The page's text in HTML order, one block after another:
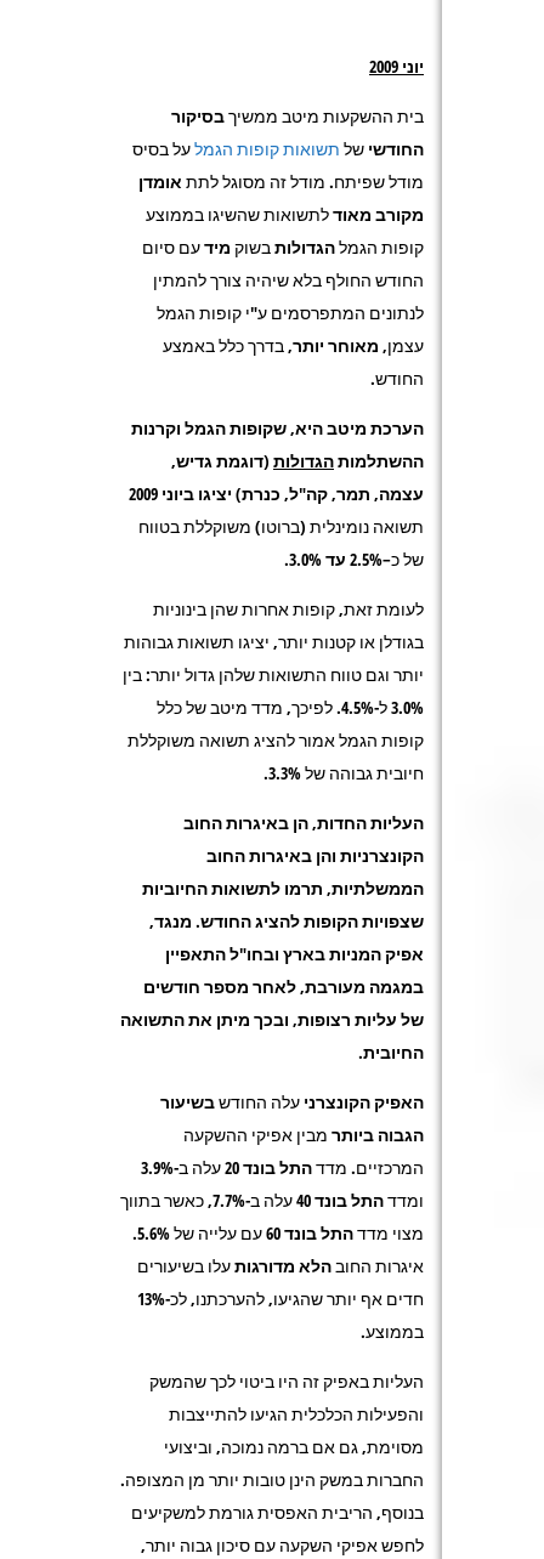
יוני 2009
בית ההשקעות מיטב ממשיךבסיקור
החודשי של תשואות קופות הגמלעל בסיס
מודל שפיתח. מודל זה מסוגל לתת אומדן
מקורב מאודלתשואות שהשיגו בממוצע
קופות הגמלהגדולותבשוק מידעם סיום
החודש החולף בלא שיהיה צורך להמתין
לנתונים המתפרסמים ע"י קופות הגמל
עצמן, מאוחר יותר, בדרך כלל באמצע
החודש.
הערכת מיטב היא, שקופות הגמל וקרנות
ההשתלמותהגדולות (דוגמת גדיש,
עצמה, תמר, קה"ל, כנרת) יציגו ביוני 2009
תשואה נומינלית (ברוטו) משוקללת בטווח
של כ–
2.5% עד 3.0%.
לעומת זאת, קופות אחרות שהן בינוניות
בגודלן או קטנות יותר, יציגו תשואות גבוהות
יותר וגם טווח התשואות שלהן גדול יותר: בין
3.0% ל-4.5%. לפיכך, מדד מיטב של כלל
קופות הגמל אמור להציג תשואה משוקללת
חיובית גבוהה של3.3%
.
העליות החדות, הן באיגרות החוב
הקונצרניות והן באיגרות החוב
הממשלתיות, תרמו לתשואות החיוביות
שצפויות הקופות להציג החודש. מנגד,
אפיק המניות בארץ ובחו"ל התאפיין
במגמה מעורבת, לאחר מספר חודשים
של עליות רצופות, ובכך מיתן את התשואה
החיובית.
האפיק הקונצרני עלה החודשבשיעור
הגבוה ביותר מבין אפיקי ההשקעה
המרכזיים. מדדהתל בונד20
עלה ב-3.9%
ומדדהתל בונד 40
עלה ב-7.7%, כאשר בתווך
מצוי מדדהתל בונד 60
עם עלייה של 5.6%.
איגרות החובהלא מדורגותעלו בשיעורים
חדים אף יותר שהגיעו, להערכתנו, לכ-13%
בממוצע.
העליות באפיק זה היו ביטוי לכך שהמשק
והפעילות הכלכלית הגיעו להתייצבות
מסוימת, גם אם ברמה נמוכה, וביצועי
החברות במשק הינן טובות יותר מן המצופה.
בנוסף, הריבית האפסית גורמת למשקיעים
לחפש אפיקי השקעה עם סיכון גבוה יותר,